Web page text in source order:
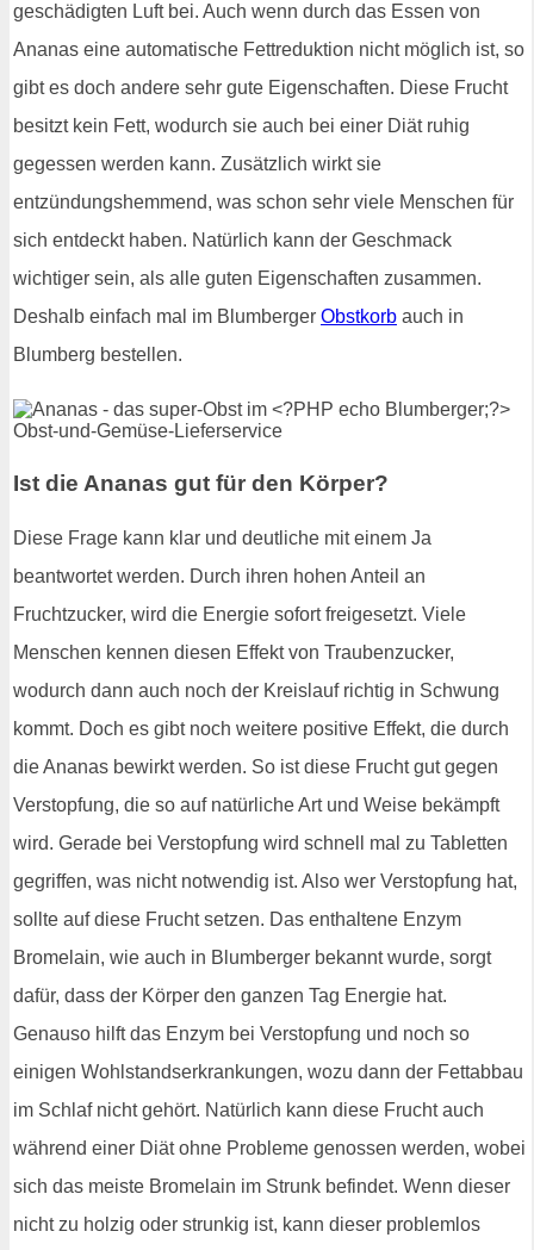
geschädigten Luft bei. Auch wenn durch das Essen von
Ananas eine automatische Fettreduktion nicht möglich ist, so
gibt es doch andere sehr gute Eigenschaften. Diese Frucht
besitzt kein Fett, wodurch sie auch bei einer Diät ruhig
gegessen werden kann. Zusätzlich wirkt sie
entzündungshemmend, was schon sehr viele Menschen für
sich entdeckt haben. Natürlich kann der Geschmack
wichtiger sein, als alle guten Eigenschaften zusammen.
Deshalb einfach mal im Blumberger Obstkorb auch in
Blumberg bestellen.
Ist die Ananas gut für den Körper?
Diese Frage kann klar und deutliche mit einem Ja
beantwortet werden. Durch ihren hohen Anteil an
Fruchtzucker, wird die Energie sofort freigesetzt. Viele
Menschen kennen diesen Effekt von Traubenzucker,
wodurch dann auch noch der Kreislauf richtig in Schwung
kommt. Doch es gibt noch weitere positive Effekt, die durch
die Ananas bewirkt werden. So ist diese Frucht gut gegen
Verstopfung, die so auf natürliche Art und Weise bekämpft
wird. Gerade bei Verstopfung wird schnell mal zu Tabletten
gegriffen, was nicht notwendig ist. Also wer Verstopfung hat,
sollte auf diese Frucht setzen. Das enthaltene Enzym
Bromelain, wie auch in Blumberger bekannt wurde, sorgt
dafür, dass der Körper den ganzen Tag Energie hat.
Genauso hilft das Enzym bei Verstopfung und noch so
einigen Wohlstandserkrankungen, wozu dann der Fettabbau
im Schlaf nicht gehört. Natürlich kann diese Frucht auch
während einer Diät ohne Probleme genossen werden, wobei
sich das meiste Bromelain im Strunk befindet. Wenn dieser
nicht zu holzig oder strunkig ist, kann dieser problemlos